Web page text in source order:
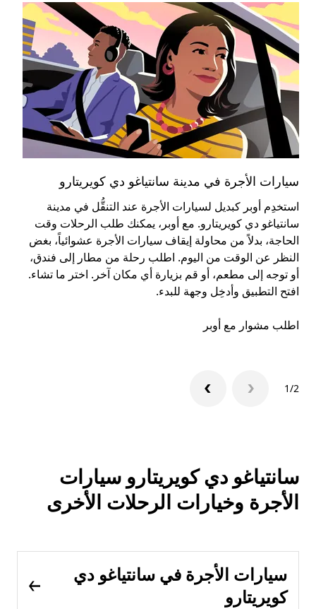
سيارات الأجرة في مدينة سانتياغو دي كويريتارو
استخدِم أوبر كبديل لسيارات الأجرة عند التنقُّل في مدينة
سانتياغو دي كويريتارو. مع أوبر، يمكنك طلب الرحلات وقت
الحاجة، بدلاً من محاولة إيقاف سيارات الأجرة عشوائياً، بغض
النظر عن الوقت من اليوم. اطلب رحلة من مطار إلى فندق،
أو توجه إلى مطعم، أو قم بزيارة أي مكان آخر. اختر ما تشاء.
افتح التطبيق وأدخِل وجهة للبدء.
اطلب مشوار مع أوبر
1/2
سانتياغو دي كويريتارو سيارات
الأجرة وخيارات الرحلات الأخرى
سيارات الأجرة في سانتياغو دي
كويريتارو